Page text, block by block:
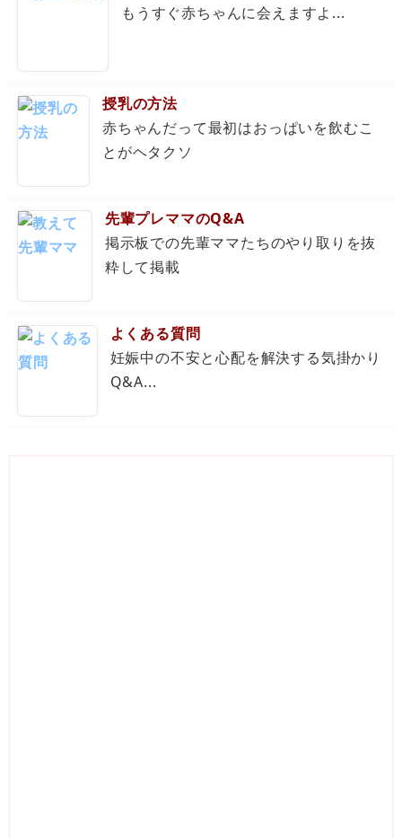
もうすぐ赤ちゃんに会えますよ...
授乳の方法
赤ちゃんだって最初はおっぱいを飲むこ
とがヘタクソ
先輩プレママのQ&A
掲示板での先輩ママたちのやり取りを抜
粋して掲載
よくある質問
妊娠中の不安と心配を解決する気掛かり
Q&A...